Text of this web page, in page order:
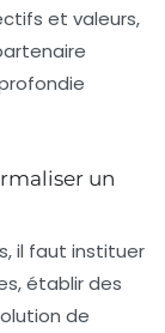
et valeurs,
un
il faut instituer
établir des
de